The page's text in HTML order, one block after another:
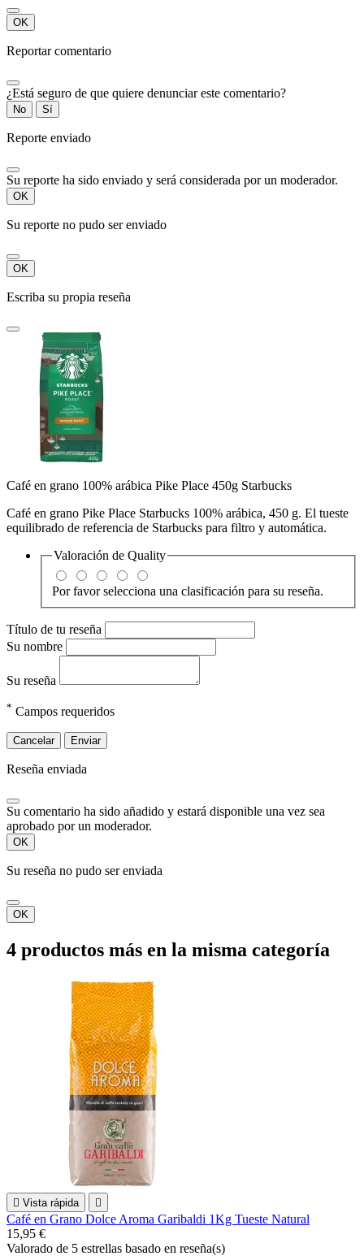
OK
Reportar comentario
¿Está seguro de que quiere denunciar este comentario?
No Sí
Reporte enviado
Su reporte ha sido enviado y será considerada por un moderador.
OK
Su reporte no pudo ser enviado
OK
Escriba su propia reseña
Café en grano 100% arábica Pike Place 450g Starbucks
Café en grano Pike Place Starbucks 100% arábica, 450 g. El tueste
equilibrado de referencia de Starbucks para filtro y automática.
Valoración de Quality
Por favor selecciona una clasificación para su reseña.
Título de tu reseña
Su nombre
Su reseña
* Campos requeridos
Cancelar Enviar
Reseña enviada
Su comentario ha sido añadido y estará disponible una vez sea
aprobado por un moderador.
OK
Su reseña no pudo ser enviada
OK
4 productos más en la misma categoría
 Vista rápida 
Café en Grano Dolce Aroma Garibaldi 1Kg Tueste Natural
15,95 €
Valorado de 5 estrellas basado en reseña(s)